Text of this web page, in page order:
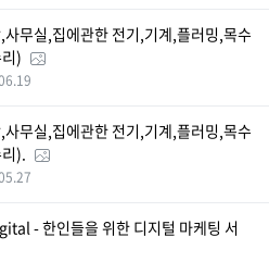
무실,집에관한 전기,기계,플러밍,목수
)
무실,집에관한 전기,기계,플러밍,목수
).
- 한인들을 위한 디지털 마케팅 서